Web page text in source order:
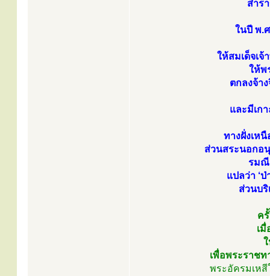
สำร
ในปี พ.
ให้สมเด็จเ
ให้พ
ตกลงจ้า
และมีเก
ทางฝั่งเห
ส่วนสระนอกอ
รมณี
แปลว่า ‘ป่
ส่วนบ
ค
เ
เพื่อพระราช
พระอัครมเหสี